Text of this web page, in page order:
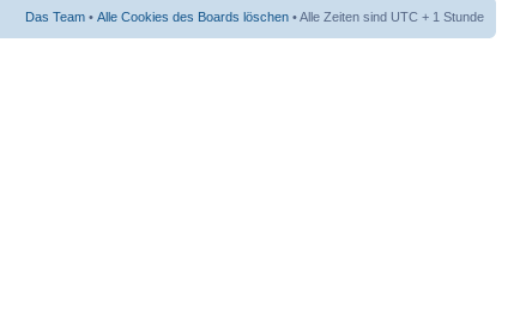
Das Team • Alle Cookies des Boards löschen • Alle Zeiten sind UTC + 1 Stunde